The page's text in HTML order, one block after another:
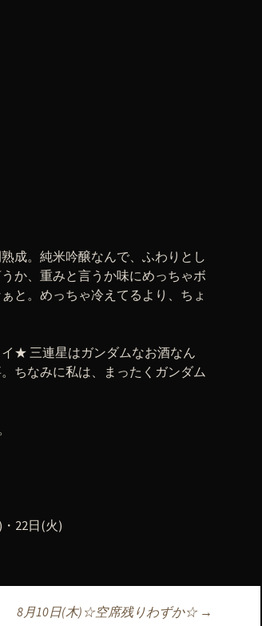
成。純米吟醸なんで、ふわりとし
か、重みと言うか味にめっちゃボ
と。めっちゃ冷えてるより、ちょ
★ 三連星はガンダムなお酒なん
ちなみに私は、まったくガンダム
22日(火)
8月10日(木)☆空席残りわずか☆ →